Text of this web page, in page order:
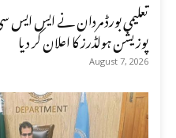
پوزیشن ہولڈرز کا اعلان کر دیا
August 7, 2026